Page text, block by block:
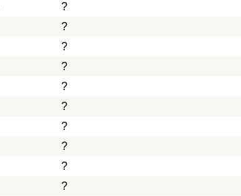
?
?
?
?
?
?
?
?
?
?